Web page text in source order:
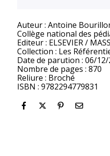
Auteur : Antoine
Collège national des
Editeur : ELSEVIER /
Collection : Les
Date de parution : 06/12/
Nombre de pages : 870
Reliure : Broché
ISBN : 9782294779831